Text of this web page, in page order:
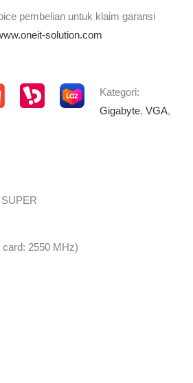
pembelian untuk klaim garansi
solution.com
Kategori:
Gigabyte, VGA,
2550 MHz)